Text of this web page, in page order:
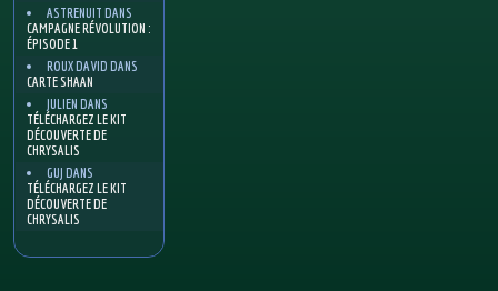
ASTRENUIT DANS
CAMPAGNE RÉVOLUTION :
ÉPISODE 1
ROUX DAVID DANS
CARTE SHAAN
JULIEN DANS
TÉLÉCHARGEZ LE KIT
DÉCOUVERTE DE
CHRYSALIS
GUJ DANS
TÉLÉCHARGEZ LE KIT
DÉCOUVERTE DE
CHRYSALIS